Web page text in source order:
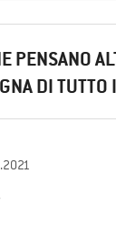
PENSANO
DI